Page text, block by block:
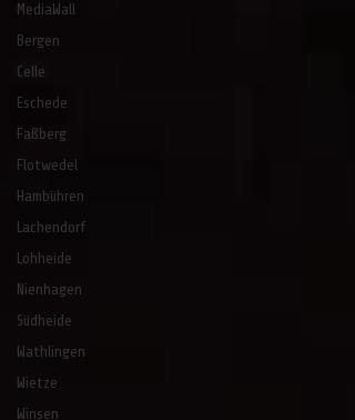
MediaWall
Bergen
Celle
Eschede
Faßberg
Flotwedel
Hambühren
Lachendorf
Lohheide
Nienhagen
Südheide
Wathlingen
Wietze
Winsen